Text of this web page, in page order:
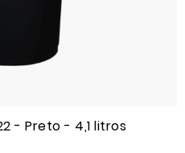
- Preto - 4,1 litros